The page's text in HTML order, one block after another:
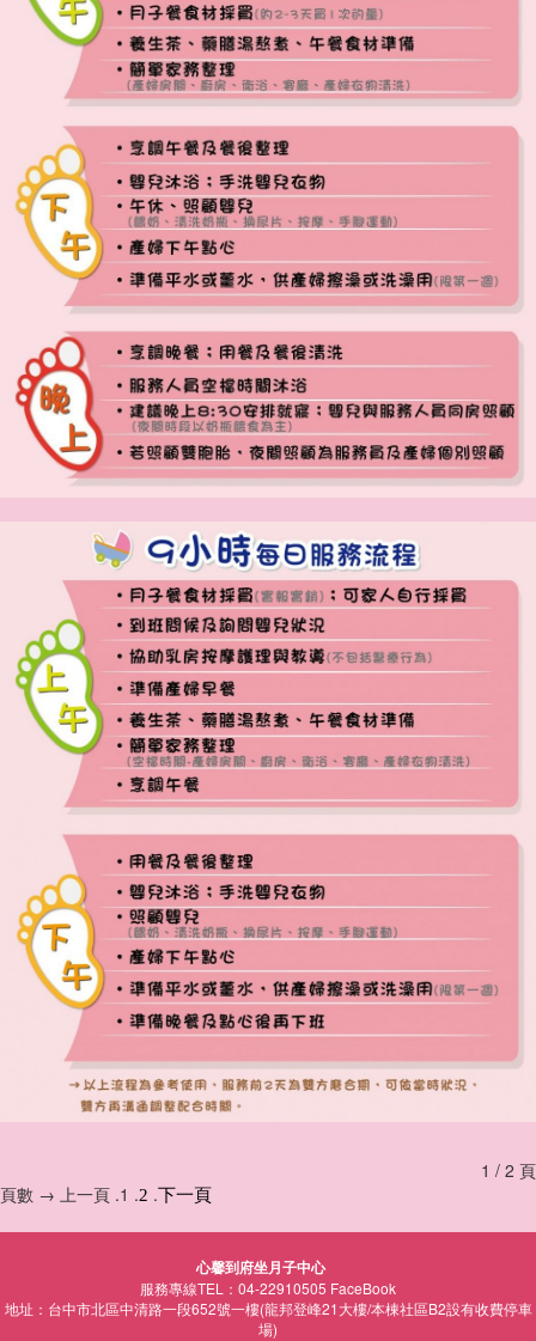
1 / 2 頁
頁數 → 上一頁 .1 .2 .下一頁
心馨到府坐月子中心
服務專線TEL：04-22910505 FaceBook
地址：台中市北區中清路一段652號一樓(龍邦登峰21大樓/本棟社區B2設有收費停車
場)